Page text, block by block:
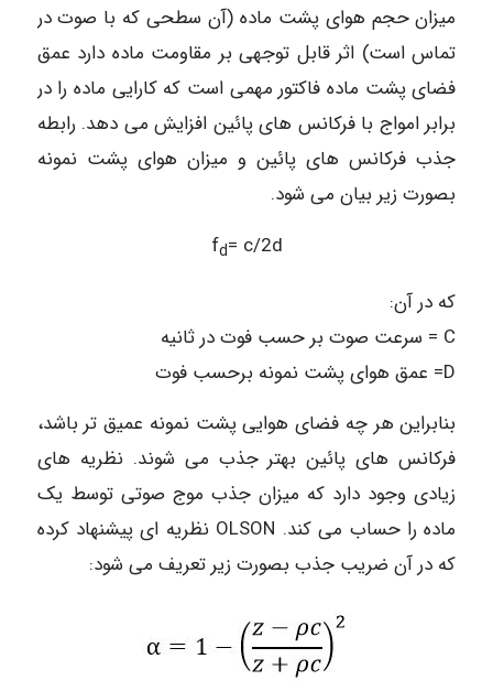
میزان حجم هوای پشت ماده (آن سطحی که با صوت در
تماس است) اثر قابل توجهی بر مقاومت ماده دارد عمق
فضای پشت ماده فاکتور مهمی است که کارایی ماده را در
برابر امواج با فرکانس های پائین افزایش می دهد. رابطه
جذب فرکانس های پائین و میزان هوای پشت نمونه
بصورت زیر بیان می شود.
fd= c/2d
که در آن:
C = سرعت صوت بر حسب فوت در ثانیه
D= عمق هوای پشت نمونه برحسب فوت
بنابراین هر چه فضای هوایی پشت نمونه عمیق تر باشد،
فرکانس های پائین بهتر جذب می شوند. نظریه های
زیادی وجود دارد که میزان جذب موج صوتی توسط یک
ماده را حساب می کند. OLSON نظریه ای پیشنهاد کرده
که در آن ضریب جذب بصورت زیر تعریف می شود: